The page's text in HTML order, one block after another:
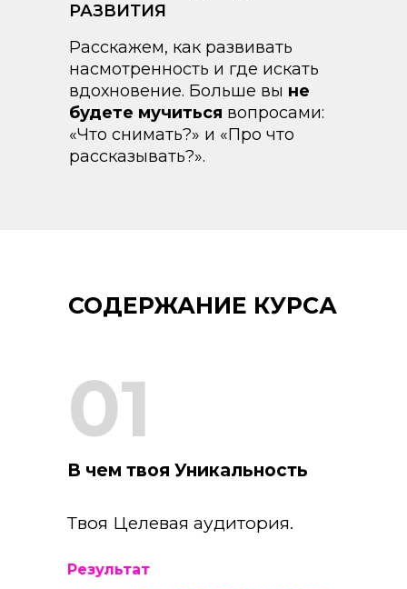
РАЗВИТИЯ
Расскажем, как развивать
насмотренность и где искать
вдохновение. Больше вы не
будете мучиться вопросами:
«Что снимать?» и «Про что
рассказывать?».
СОДЕРЖАНИЕ КУРСА
01
В чем твоя Уникальность
Твоя Целевая аудитория.
Результат